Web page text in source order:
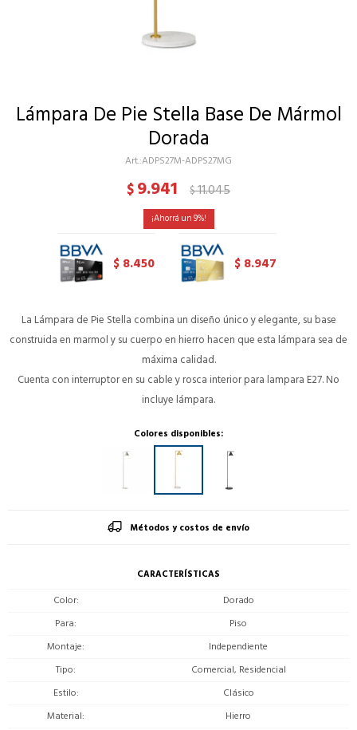
Lámpara De Pie Stella Base De Mármol
Dorada
ADPS27M-ADPS27MG
$9.941 $11.045
9
$ 8.450 $ 8.947
La Lámpara de Pie Stella combina un diseño único y elegante, su base
construida en marmol y su cuerpo en hierro hacen que esta lámpara sea de
máxima calidad.
Cuenta con interruptor en su cable y rosca interior para lampara E27. No
incluye lámpara.
Colores disponibles:
Métodos y costos de envío
CARACTERÍSTICAS
Color
Dorado
Para
Piso
Montaje
Independiente
Tipo
Comercial, Residencial
Estilo
Clásico
Material
Hierro